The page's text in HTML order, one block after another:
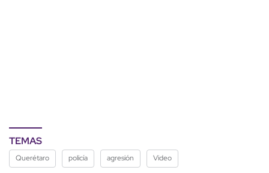
TEMAS
Querétaro policía agresión Video